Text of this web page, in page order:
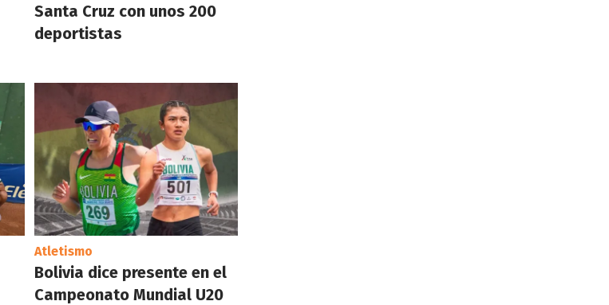
Santa Cruz con unos 200
deportistas
Atletismo
Bolivia dice presente en el
Campeonato Mundial U20